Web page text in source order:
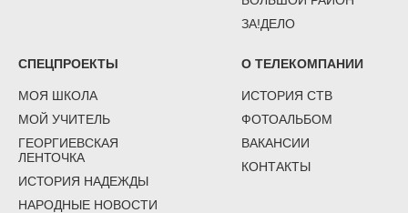
ЗА!ДЕЛО
СПЕЦПРОЕКТЫ
МОЯ ШКОЛА
МОЙ УЧИТЕЛЬ
ГЕОРГИЕВСКАЯ
ЛЕНТОЧКА
ИСТОРИЯ НАДЕЖДЫ
НАРОДНЫЕ НОВОСТИ
О ТЕЛЕКОМПАНИИ
ИСТОРИЯ СТВ
ФОТОАЛЬБОМ
ВАКАНСИИ
КОНТАКТЫ